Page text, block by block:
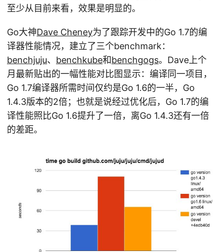
至少从目前来看，效果是明显的。
Go大神Dave Cheney为了跟踪开发中的Go 1.7的编
译器性能情况，建立了三个benchmark：
benchjuju、 benchkube和benchgogs。Dave上个
月最新贴出的一幅性能对比图显示：编译同一项目，
Go 1.7编译器所需时间仅约是Go 1.6的一半，Go
1.4.3版本的2倍；也就是说经过优化后，Go 1.7的编
译性能照比Go 1.6提升了一倍，离Go 1.4.3还有一倍
的差距。